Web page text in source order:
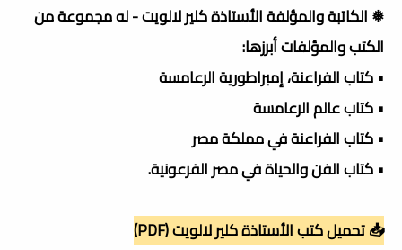
❅ الكاتبة والمؤلفة الأستاذة كلير لالويت - له مجموعة من
الكتب والمؤلفات أبرزها:
• كتاب الفراعنة، إمبراطورية الرعامسة
• كتاب عالم الرعامسة
• كتاب الفراعنة في مملكة مصر
• كتاب الفن والحياة في مصر الفرعونية.
📥 تحميل كتب الأستاذة كلير لالويت (PDF)